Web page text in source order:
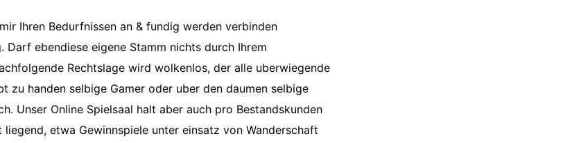
Ihren Bedurfnissen an & fundig werden verbinden
Darf ebendiese eigene Stamm nichts durch Ihrem
Rechtslage wird wolkenlos, der alle uberwiegende
zu handen selbige Gamer oder uber den daumen selbige
Unser Online Spielsaal halt aber auch pro Bestandskunden
etwa Gewinnspiele unter einsatz von Wanderschaft